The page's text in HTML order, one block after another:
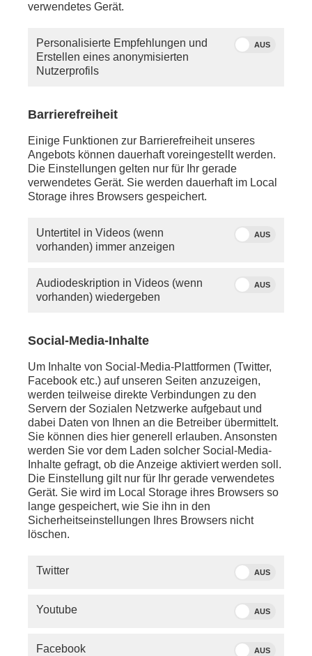
schreiben Sie uns eineE-Mail.
Sie vermissen einen Beitrag? Aufgrund der
PHOENIX.online viele Beiträge nicht mehr so lange
SERVICE
verwendetes Gerät.
Personalisierte Empfehlungen und
Erstellen eines anonymisierten
Nutzerprofils
AUS
Barrierefreiheit
Einige Funktionen zur Barrierefreiheit unseres
Angebots können dauerhaft voreingestellt werden.
Die Einstellungen gelten nur für Ihr gerade
verwendetes Gerät. Sie werden dauerhaft im Local
Storage ihres Browsers gespeichert.
Untertitel in Videos (wenn
vorhanden) immer anzeigen
AUS
Audiodeskription in Videos (wenn
vorhanden) wiedergeben
AUS
Social-Media-Inhalte
Um Inhalte von Social-Media-Plattformen (Twitter,
Facebook etc.) auf unseren Seiten anzuzeigen,
werden teilweise direkte Verbindungen zu den
Servern der Sozialen Netzwerke aufgebaut und
dabei Daten von Ihnen an die Betreiber übermittelt.
Sie können dies hier generell erlauben. Ansonsten
werden Sie vor dem Laden solcher Social-Media-
Inhalte gefragt, ob die Anzeige aktiviert werden soll.
Die Einstellung gilt nur für Ihr gerade verwendetes
Gerät. Sie wird im Local Storage ihres Browsers so
lange gespeichert, wie Sie ihn in den
Sicherheitseinstellungen Ihres Browsers nicht
löschen.
Twitter AUS
Youtube AUS
Facebook AUS